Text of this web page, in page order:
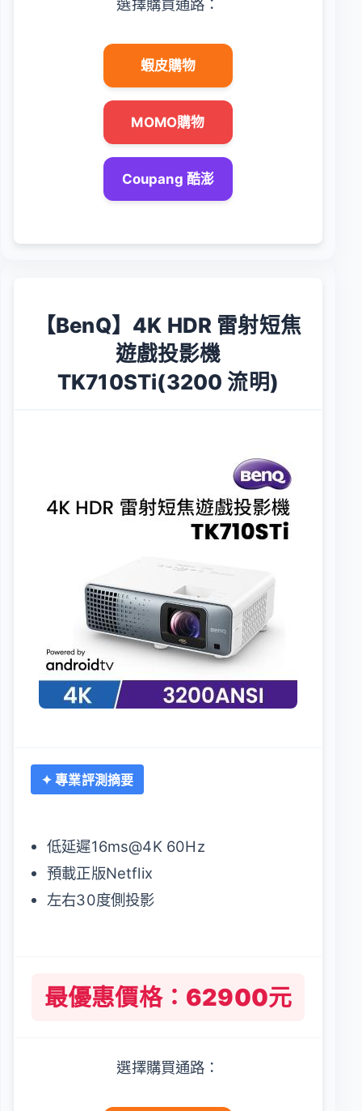
選擇購買通路：
蝦皮購物
MOMO購物
Coupang 酷澎
【BenQ】4K HDR 雷射短焦
遊戲投影機
TK710STi(3200 流明)
✦ 專業評測摘要
低延遲16ms@4K 60Hz
預載正版Netflix
左右30度側投影
最優惠價格：62900元
選擇購買通路：